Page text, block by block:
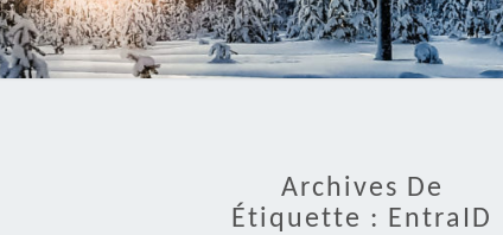
Archives De
Étiquette : EntraID